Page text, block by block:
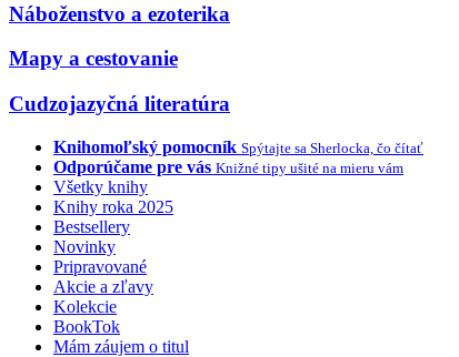
Náboženstvo a ezoterika
Mapy a cestovanie
Cudzojazyčná literatúra
Knihomoľský pomocník Spýtajte sa Sherlocka, čo čítať
Odporúčame pre vás Knižné tipy ušité na mieru vám
Všetky knihy
Knihy roka 2025
Bestsellery
Novinky
Pripravované
Akcie a zľavy
Kolekcie
BookTok
Mám záujem o titul